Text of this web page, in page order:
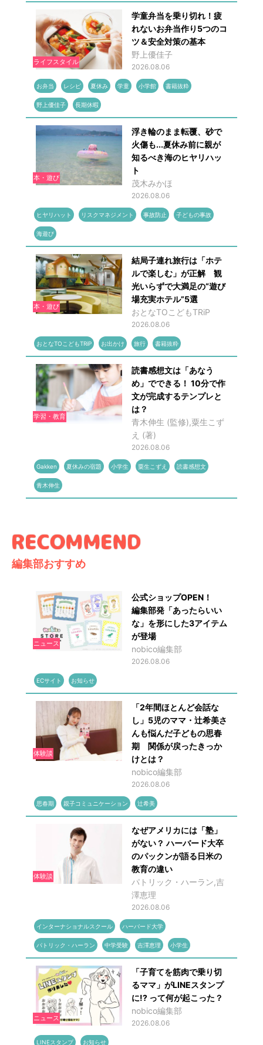
ライフスタイル
学童弁当を乗り切れ！疲
れないお弁当作り5つのコ
ツ＆安全対策の基本
野上優佳子
2026.08.06
お弁当 レシピ 夏休み 学童 小学館 書籍抜粋
野上優佳子 長期休暇
本・遊び
浮き輪のまま転覆、砂で
火傷も...夏休み前に親が
知るべき海のヒヤリハッ
ト
茂木みかほ
2026.08.06
ヒヤリハット リスクマネジメント 事故防止 子どもの事故
海遊び
本・遊び
結局子連れ旅行は「ホテ
ルで楽しむ」が正解 観
光いらずで大満足の“遊び
場充実ホテル”5選
おとなTOこどもTRiP
2026.08.06
おとなTOこどもTRiP お出かけ 旅行 書籍抜粋
学習・教育
読書感想文は「あなう
め」でできる！ 10分で作
文が完成するテンプレと
は？
青木伸生 (監修),粟生こず
え (著)
2026.08.06
Gakken 夏休みの宿題 小学生 粟生こずえ 読書感想文
青木伸生
編集部おすすめ
ニュース
公式ショップOPEN！
編集部発「あったらいい
な」を形にした3アイテム
が登場
nobico編集部
2026.08.06
ECサイト お知らせ
体験談
「2年間ほとんど会話な
し」5児のママ・辻希美さ
んも悩んだ子どもの思春
期 関係が戻ったきっか
けとは？
nobico編集部
2026.08.06
思春期 親子コミュニケーション 辻希美
体験談
なぜアメリカには「塾」
がない？ ハーバード大卒
のパックンが語る日米の
教育の違い
パトリック・ハーラン,吉
澤恵理
2026.08.06
インターナショナルスクール ハーバード大学
パトリック・ハーラン 中学受験 吉澤恵理 小学生
ニュース
「子育てを筋肉で乗り切
るママ」がLINEスタンプ
に!? って何が起こった？
nobico編集部
2026.08.06
LINEスタンプ お知らせ